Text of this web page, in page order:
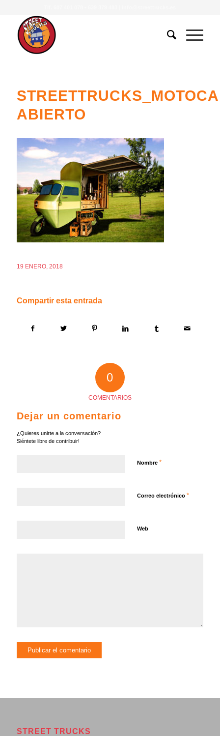
ABIERTO
19 ENERO, 2018
Compartir esta entrada
0
COMENTARIOS
Dejar un comentario
¿Quieres unirte a la conversación?
Siéntete libre de contribuir!
Nombre *
Correo electrónico *
Web
STREET TRUCKS